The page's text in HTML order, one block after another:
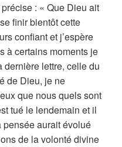
: « Que Dieu ait
finir bientôt cette
confiant et j’espère
à certains moments je
lettre, celle du
de Dieu, je ne
que nous quels sont
tué le lendemain et il
aurait évolué
de la volonté divine